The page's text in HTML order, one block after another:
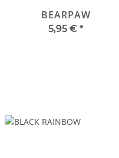
BEARPAW
5,95 € *